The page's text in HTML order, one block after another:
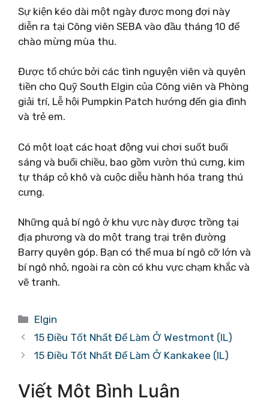
Sự kiện kéo dài một ngày được mong đợi này
diễn ra tại Công viên SEBA vào đầu tháng 10 để
chào mừng mùa thu.
Được tổ chức bởi các tình nguyện viên và quyên
tiền cho Quỹ South Elgin của Công viên và Phòng
giải trí, Lễ hội Pumpkin Patch hướng đến gia đình
và trẻ em.
Có một loạt các hoạt động vui chơi suốt buổi
sáng và buổi chiều, bao gồm vườn thú cưng, kim
tự tháp cỏ khô và cuộc diễu hành hóa trang thú
cưng.
Những quả bí ngô ở khu vực này được trồng tại
địa phương và do một trang trại trên đường
Barry quyên góp. Bạn có thể mua bí ngô cỡ lớn và
bí ngô nhỏ, ngoài ra còn có khu vực chạm khắc và
vẽ tranh.
Danh
mục
Elgin
15 Điều Tốt Nhất Để Làm Ở Westmont (IL)
15 Điều Tốt Nhất Để Làm Ở Kankakee (IL)
Viết Một Bình Luận